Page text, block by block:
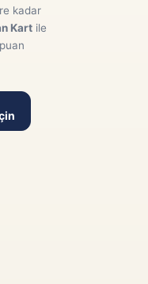
kadar
Kart ile